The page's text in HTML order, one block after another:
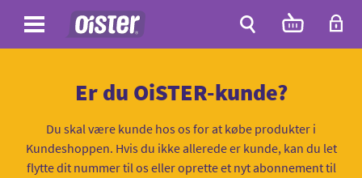
Antal
varer
i
Er du OiSTER-kunde?
Du skal være kunde hos os for at købe produkter i
Kundeshoppen. Hvis du ikke allerede er kunde, kan du let
flytte dit nummer til os eller oprette et nyt abonnement til